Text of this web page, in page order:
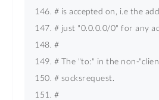
# is accepted on, i.e the
# just "0.0.0.0/0" for any
#
# The "to:" in the non-
# socksrequest.
#